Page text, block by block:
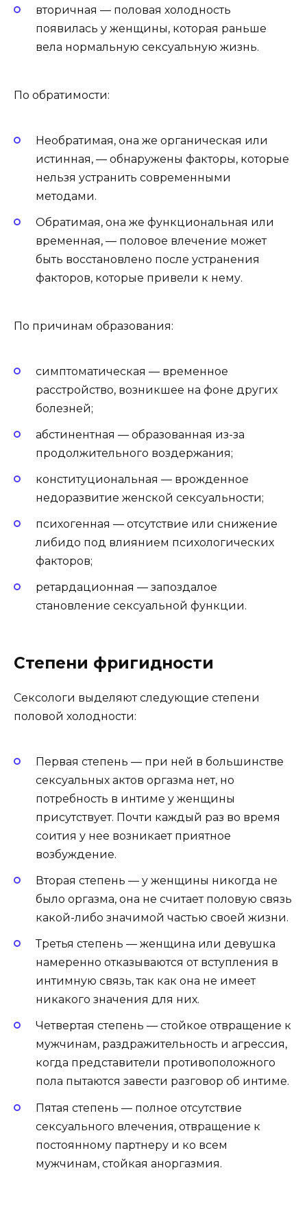
вторичная — половая холодность
появилась у женщины, которая раньше
вела нормальную сексуальную жизнь.
По обратимости:
Необратимая, она же органическая или
истинная, — обнаружены факторы, которые
нельзя устранить современными
методами.
Обратимая, она же функциональная или
временная, — половое влечение может
быть восстановлено после устранения
факторов, которые привели к нему.
По причинам образования:
симптоматическая — временное
расстройство, возникшее на фоне других
болезней;
абстинентная — образованная из-за
продолжительного воздержания;
конституциональная — врожденное
недоразвитие женской сексуальности;
психогенная — отсутствие или снижение
либидо под влиянием психологических
факторов;
ретардационная — запоздалое
становление сексуальной функции.
Степени фригидности
Сексологи выделяют следующие степени
половой холодности:
Первая степень — при ней в большинстве
сексуальных актов оргазма нет, но
потребность в интиме у женщины
присутствует. Почти каждый раз во время
соития у нее возникает приятное
возбуждение.
Вторая степень — у женщины никогда не
было оргазма, она не считает половую связь
какой-либо значимой частью своей жизни.
Третья степень — женщина или девушка
намеренно отказываются от вступления в
интимную связь, так как она не имеет
никакого значения для них.
Четвертая степень — стойкое отвращение к
мужчинам, раздражительность и агрессия,
когда представители противоположного
пола пытаются завести разговор об интиме.
Пятая степень — полное отсутствие
сексуального влечения, отвращение к
постоянному партнеру и ко всем
мужчинам, стойкая аноргазмия.